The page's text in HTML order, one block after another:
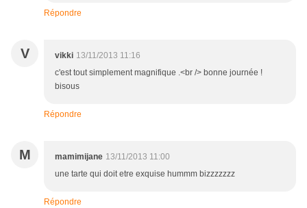
Répondre
V vikki 13/11/2013 11:16
c'est tout simplement magnifique .<br /> bonne journée !
bisous
Répondre
M mamimijane 13/11/2013 11:00
une tarte qui doit etre exquise hummm bizzzzzzz
Répondre